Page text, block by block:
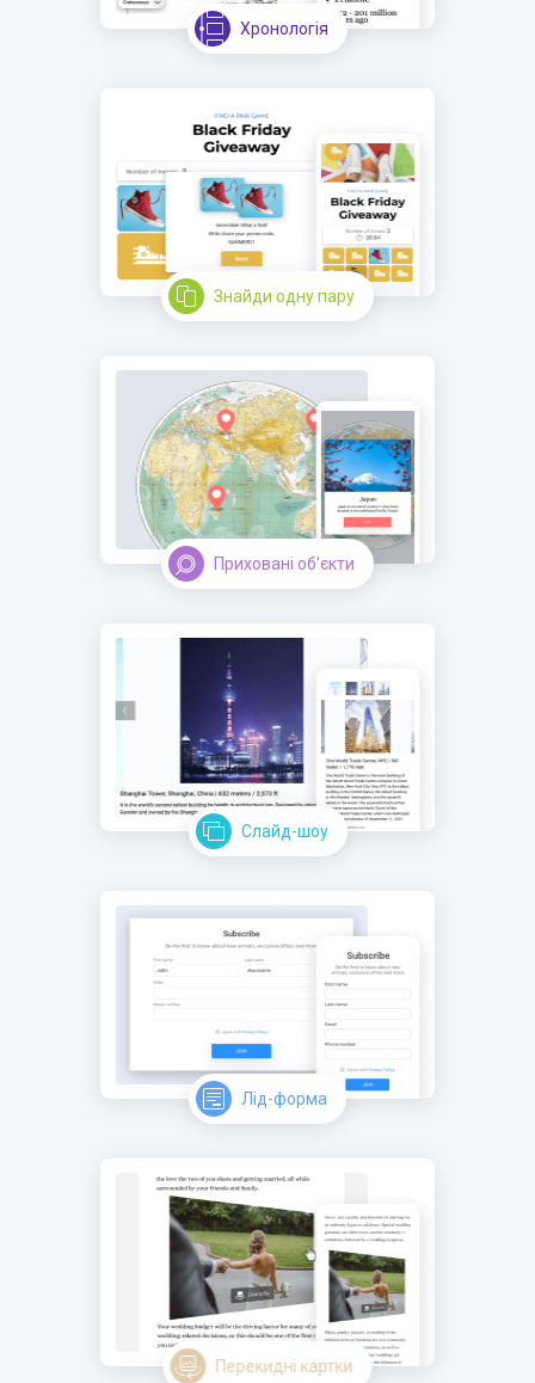
Хронологія
Знайди одну пару
Приховані об'єкти
Слайд-шоу
Лід-форма
Перекидні картки